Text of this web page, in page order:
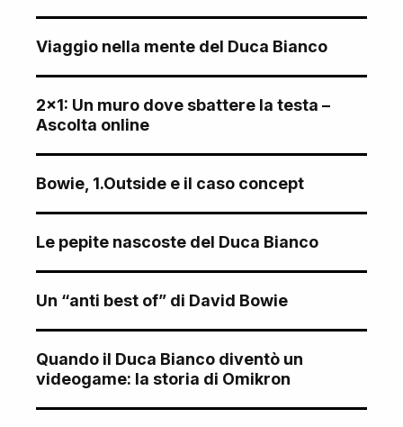
Viaggio nella mente del Duca Bianco
2×1: Un muro dove sbattere la testa –
Ascolta online
Bowie, 1.Outside e il caso concept
Le pepite nascoste del Duca Bianco
Un “anti best of” di David Bowie
Quando il Duca Bianco diventò un
videogame: la storia di Omikron